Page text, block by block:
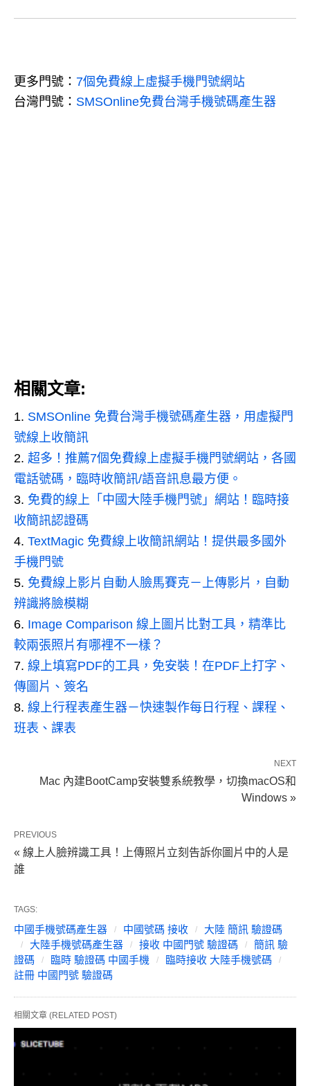
更多門號： 7個免費線上虛擬手機門號網站
台灣門號： SMSOnline免費台灣手機號碼產生器
相關文章:
SMSOnline 免費台灣手機號碼產生器，用虛擬門
號線上收簡訊
超多！推薦7個免費線上虛擬手機門號網站，各國
電話號碼，臨時收簡訊/語音訊息最方便。
免費的線上「中國大陸手機門號」網站！臨時接
收簡訊認證碼
TextMagic 免費線上收簡訊網站！提供最多國外
手機門號
免費線上影片自動人臉馬賽克－上傳影片，自動
辨識將臉模糊
Image Comparison 線上圖片比對工具，精準比
較兩張照片有哪裡不一樣？
線上填寫PDF的工具，免安裝！在PDF上打字、
傳圖片、簽名
線上行程表產生器－快速製作每日行程、課程、
班表、課表
NEXT
Mac 內建BootCamp安裝雙系統教學，切換macOS和
Windows »
PREVIOUS
« 線上人臉辨識工具！上傳照片立刻告訴你圖片中的人是
誰
TAGS:
中國手機號碼產生器 中國號碼 接收
大陸 簡訊 驗證碼
大陸手機號碼產生器
接收 中國門號 驗證碼
簡訊 驗
證碼
臨時 驗證碼 中國手機
臨時接收 大陸手機號碼
註冊 中國門號 驗證碼
相關文章 (RELATED POST)